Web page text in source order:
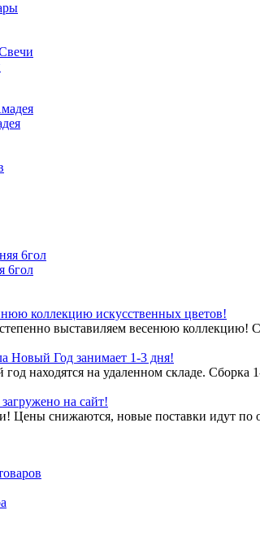
6гол
коллекцию искусственных цветов!
выставиляем весенюю
Новый Год занимает 1-3 дня!
находятся на удаленном складе.
на сайт!
Цены снижаются, новые поставки идут